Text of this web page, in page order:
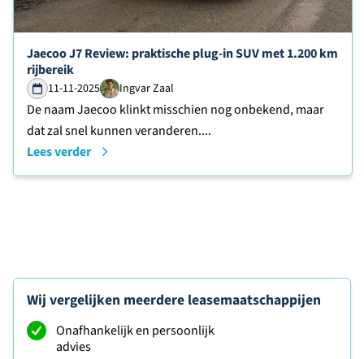
Lees verder over
Jaecoo J7 Review: praktische plug-in SUV met 1.200 km
rijbereik
11-11-2025 Ingvar Zaal
De naam Jaecoo klinkt misschien nog onbekend, maar
dat zal snel kunnen veranderen....
Lees verder
Wij vergelijken meerdere leasemaatschappijen
Onafhankelijk en persoonlijk
advies